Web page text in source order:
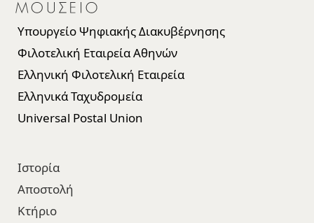
Υπουργείο Ψηφιακής Διακυβέρνησης
Φιλοτελική Εταιρεία Αθηνών
Ελληνική Φιλοτελική Εταιρεία
Ελληνικά Ταχυδρομεία
Universal Postal Union
Ιστορία
Αποστολή
Κτήριο